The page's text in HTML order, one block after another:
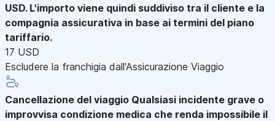
USD. L'importo viene quindi suddiviso tra il cliente e la
compagnia assicurativa in base ai termini del piano
tariffario.
17 USD
Escludere la franchigia dall'Assicurazione Viaggio
Cancellazione del viaggio Qualsiasi incidente grave o
improvvisa condizione medica che renda impossibile il